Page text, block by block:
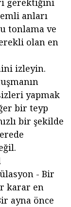
gerektiğini
anları
tonlama ve
olan en
izleyin.
yapmak
bir teyp
bir şekilde
- Bir
karar en
ayna önce